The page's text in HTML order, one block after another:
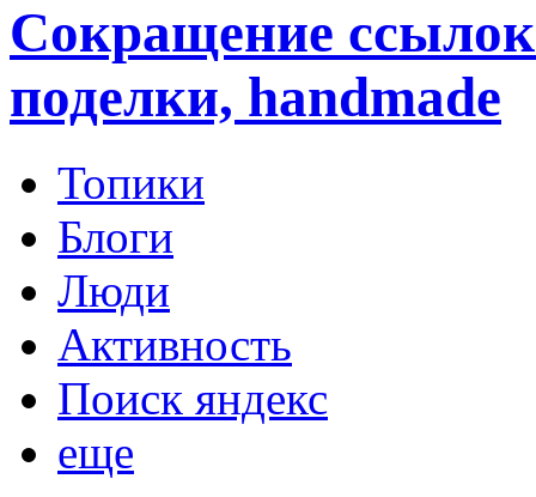
Сокращение
поделки, handmade
Топики
Блоги
Люди
Активность
Поиск яндекс
еще